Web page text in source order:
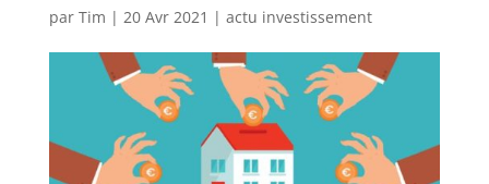
par Tim | 20 Avr 2021 | actu investissement